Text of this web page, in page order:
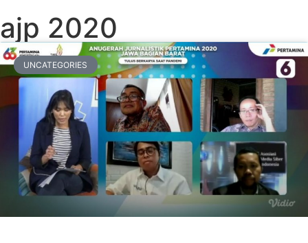
ajp 2020
UNCATEGORIES